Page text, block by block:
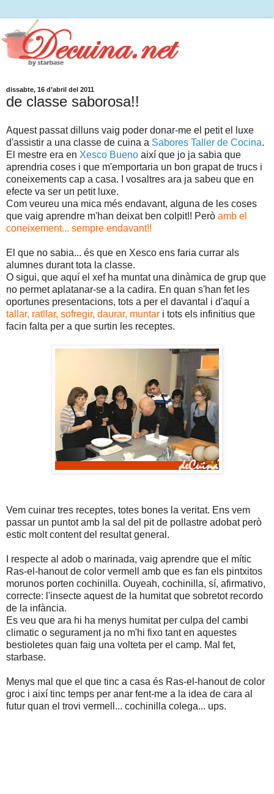
dissabte, 16 d’abril del 2011
de classe saborosa!!
Aquest passat dilluns vaig poder donar-me el petit el luxe
d'assistir a una classe de cuina a Sabores Taller de Cocina.
El mestre era en Xesco Bueno així que jo ja sabia que
aprendria coses i que m'emportaria un bon grapat de trucs i
coneixements cap a casa. I vosaltres ara ja sabeu que en
efecte va ser un petit luxe.
Com veureu una mica més endavant, alguna de les coses
que vaig aprendre m'han deixat ben colpit!! Però amb el
coneixement... sempre endavant!!
El que no sabia... és que en Xesco ens faria currar als
alumnes durant tota la classe.
O sigui, que aquí el xef ha muntat una dinàmica de grup que
no permet aplatanar-se a la cadira. En quan s'han fet les
oportunes presentacions, tots a per el davantal i d'aquí a
tallar, ratllar, sofregir, daurar, muntar i tots els infinitius que
facin falta per a que surtin les receptes.
Vem cuinar tres receptes, totes bones la veritat. Ens vem
passar un puntot amb la sal del pit de pollastre adobat però
estic molt content del resultat general.
I respecte al adob o marinada, vaig aprendre que el mític
Ras-el-hanout de color vermell amb que es fan els pintxitos
morunos porten cochinilla. Ouyeah, cochinilla, sí, afirmativo,
correcte: l'insecte aquest de la humitat que sobretot recordo
de la infància.
Es veu que ara hi ha menys humitat per culpa del cambi
climatic o segurament ja no m'hi fixo tant en aquestes
bestioletes quan faig una volteta per el camp. Mal fet,
starbase.
Menys mal que el que tinc a casa és Ras-el-hanout de color
groc i així tinc temps per anar fent-me a la idea de cara al
futur quan el trovi vermell... cochinilla colega... ups.